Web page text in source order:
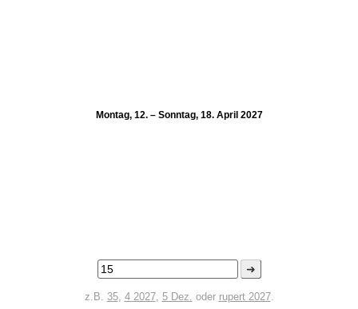
Montag, 12. – Sonntag, 18. April 2027
➜
z.B. 35, 4 2027, 5 Dez. oder rupert 2027.